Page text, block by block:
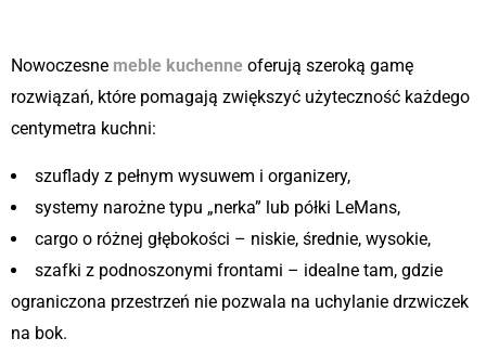
Nowoczesne meble kuchenne oferują szeroką gamę
rozwiązań, które pomagają zwiększyć użyteczność każdego
centymetra kuchni:
szuflady z pełnym wysuwem i organizery,
systemy narożne typu „nerka” lub półki LeMans,
cargo o różnej głębokości – niskie, średnie, wysokie,
szafki z podnoszonymi frontami – idealne tam, gdzie
ograniczona przestrzeń nie pozwala na uchylanie drzwiczek
na bok.